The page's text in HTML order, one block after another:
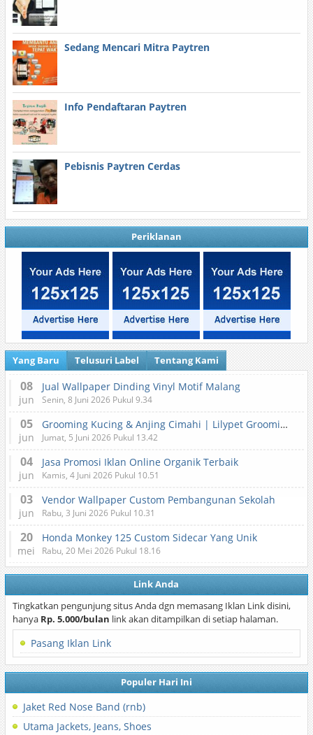
Sedang Mencari Mitra Paytren
Info Pendaftaran Paytren
Pebisnis Paytren Cerdas
Periklanan
Yang Baru Telusuri Label Tentang Kami
08
jun
Jual Wallpaper Dinding Vinyl Motif Malang
Senin, 8 Juni 2026 Pukul 9.34
05
jun
Grooming Kucing & Anjing Cimahi | Lilypet Grooming & Pet Hotel
Jumat, 5 Juni 2026 Pukul 13.42
04
jun
Jasa Promosi Iklan Online Organik Terbaik
Kamis, 4 Juni 2026 Pukul 10.51
03
jun
Vendor Wallpaper Custom Pembangunan Sekolah
Rabu, 3 Juni 2026 Pukul 10.31
20
mei
Honda Monkey 125 Custom Sidecar Yang Unik
Rabu, 20 Mei 2026 Pukul 18.16
Link Anda
Tingkatkan pengunjung situs Anda dgn memasang Iklan Link disini,
hanya Rp. 5.000/bulan link akan ditampilkan di setiap halaman.
Pasang Iklan Link
Populer Hari Ini
Jaket Red Nose Band (rnb)
Utama Jackets, Jeans, Shoes